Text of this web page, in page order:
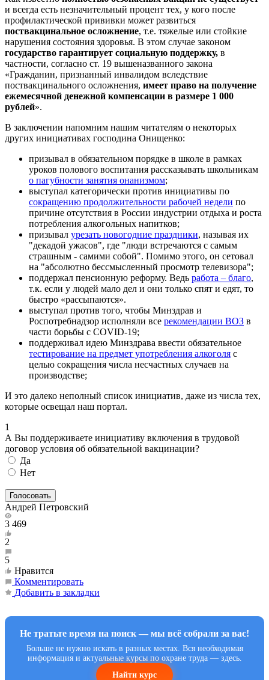
и всегда есть незначительный процент тех, у кого после
профилактической прививки может развиться
поствакцинальное осложнение, т.е. тяжелые или стойкие
нарушения состояния здоровья. В этом случае законом
государство гарантирует социальную поддержку, в
частности, согласно ст. 19 вышеназванного закона
«Гражданин, признанный инвалидом вследствие
поствакцинального осложнения, имеет право на получение
ежемесячной денежной компенсации в размере 1 000
рублей».
В заключении напомним нашим читателям о некоторых
других инициативах господина Онищенко:
призывал в обязательном порядке в школе в рамках
уроков полового воспитания рассказывать школьникам
о пагубности занятия онанизмом;
выступал категорически против инициативы по
сокращению продолжительности рабочей недели по
причине отсутствия в России индустрии отдыха и роста
потребления алкогольных напитков;
призывал урезать новогодние праздники, называя их
"декадой ужасов", где "люди встречаются с самым
страшным - самими собой". Помимо этого, он сетовал
на "абсолютно бессмысленный просмотр телевизора";
поддержал пенсионную реформу. Ведь работа – благо,
т.к. если у людей мало дел и они только спят и едят, то
быстро «рассыпаются».
выступал против того, чтобы Минздрав и
Роспотребнадзор исполняли все рекомендации ВОЗ в
части борьбы с COVID-19;
поддерживал идею Минздрава ввести обязательное
тестирование на предмет употребления алкоголя с
целью сокращения числа несчастных случаев на
производстве;
И это далеко неполный список инициатив, даже из числа тех,
которые освещал наш портал.
1
А Вы поддерживаете инициативу включения в трудовой
договор условия об обязательной вакцинации?
Да
Нет
Андрей Петровский
3 469
2
5
Нравится
Комментировать
Добавить в закладки
Не тратьте время на поиск — мы всё собрали за вас!
Больше не нужно искать в разных местах. Вся необходимая
информация и актуальные курсы по охране труда — здесь.
Найти курс